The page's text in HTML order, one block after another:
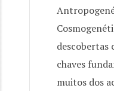
descobertas
chaves
muitos dos